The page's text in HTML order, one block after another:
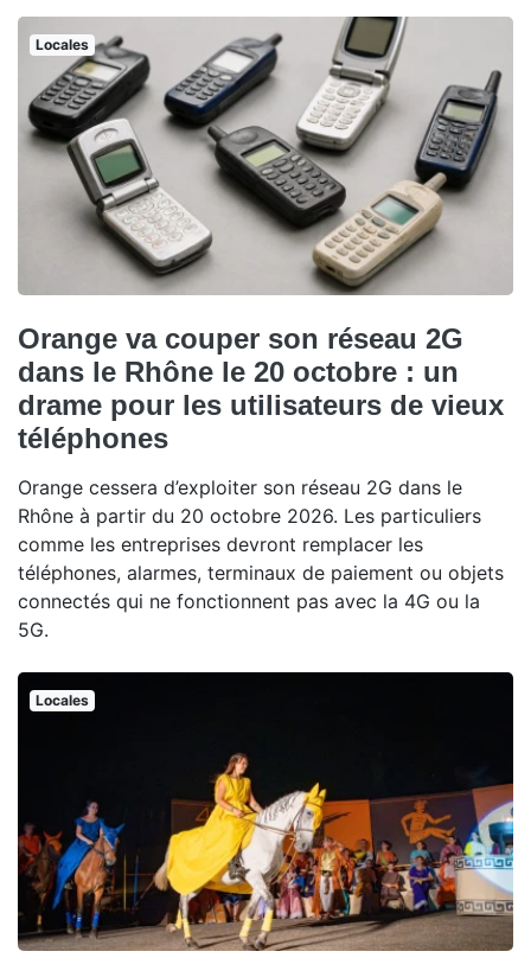
Locales
Orange va couper son réseau 2G
dans le Rhône le 20 octobre : un
drame pour les utilisateurs de vieux
téléphones
Orange cessera d’exploiter son réseau 2G dans le
Rhône à partir du 20 octobre 2026. Les particuliers
comme les entreprises devront remplacer les
téléphones, alarmes, terminaux de paiement ou objets
connectés qui ne fonctionnent pas avec la 4G ou la
5G.
Locales